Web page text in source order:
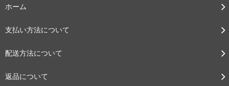
ホーム
支払い方法について
配送方法について
返品について